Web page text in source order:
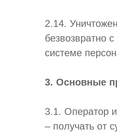
2.14.
безвозвратно
системе
3. Основные
3.1. Оператор
– получать от